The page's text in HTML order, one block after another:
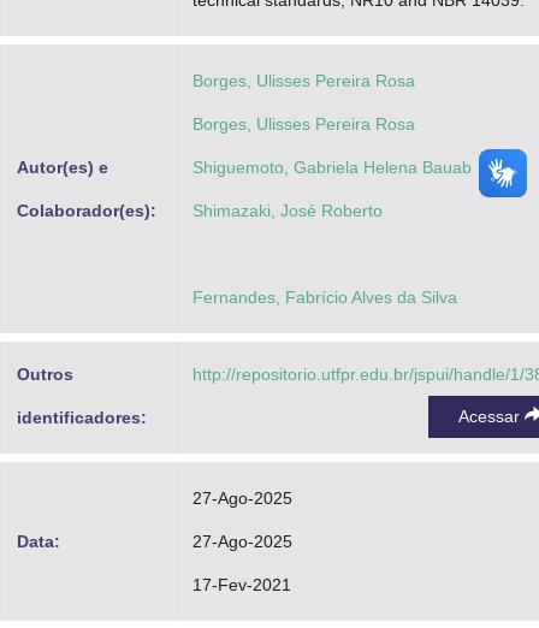
Autor(es) e
Colaborador(es):
Borges, Ulisses Pereira Rosa
Borges, Ulisses Pereira Rosa
Shiguemoto, Gabriela Helena Bauab
Shimazaki, José Roberto
Fernandes, Fabrício Alves da Silva
Outros
identificadores:
http://repositorio.utfpr.edu.br/jspui/handle/1/
Acessar
Data:
27-Ago-2025
27-Ago-2025
17-Fev-2021